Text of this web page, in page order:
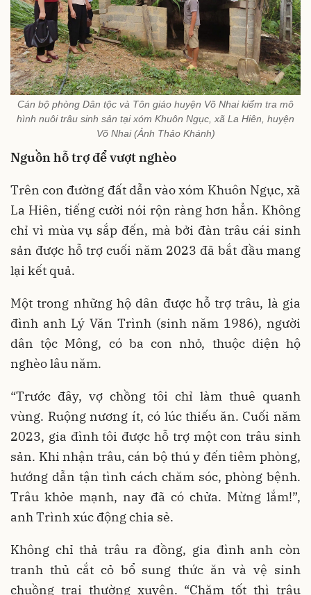
Cán bộ phòng Dân tộc và Tôn giáo huyện Võ Nhai kiểm tra mô
hình nuôi trâu sinh sản tại xóm Khuôn Ngục, xã La Hiên, huyện
Võ Nhai (Ảnh Thảo Khánh)
Nguồn hỗ trợ để vượt nghèo
Trên con đường đất dẫn vào xóm Khuôn Ngục, xã
La Hiên, tiếng cười nói rộn ràng hơn hẳn. Không
chỉ vì mùa vụ sắp đến, mà bởi đàn trâu cái sinh
sản được hỗ trợ cuối năm 2023 đã bắt đầu mang
lại kết quả.
Một trong những hộ dân được hỗ trợ trâu, là gia
đình anh Lý Văn Trình (sinh năm 1986), người
dân tộc Mông, có ba con nhỏ, thuộc diện hộ
nghèo lâu năm.
“Trước đây, vợ chồng tôi chỉ làm thuê quanh
vùng. Ruộng nương ít, có lúc thiếu ăn. Cuối năm
2023, gia đình tôi được hỗ trợ một con trâu sinh
sản. Khi nhận trâu, cán bộ thú y đến tiêm phòng,
hướng dẫn tận tình cách chăm sóc, phòng bệnh.
Trâu khỏe mạnh, nay đã có chửa. Mừng lắm!”,
anh Trình xúc động chia sẻ.
Không chỉ thả trâu ra đồng, gia đình anh còn
tranh thủ cắt cỏ bổ sung thức ăn và vệ sinh
chuồng trại thường xuyên. “Chăm tốt thì trâu